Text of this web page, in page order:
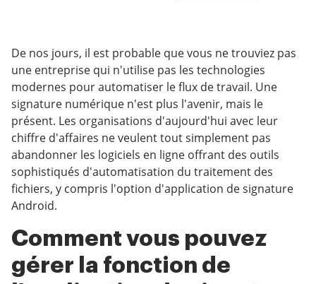
De nos jours, il est probable que vous ne trouviez pas
une entreprise qui n'utilise pas les technologies
modernes pour automatiser le flux de travail. Une
signature numérique n'est plus l'avenir, mais le
présent. Les organisations d'aujourd'hui avec leur
chiffre d'affaires ne veulent tout simplement pas
abandonner les logiciels en ligne offrant des outils
sophistiqués d'automatisation du traitement des
fichiers, y compris l'option d'application de signature
Android.
Comment vous pouvez
gérer la fonction de